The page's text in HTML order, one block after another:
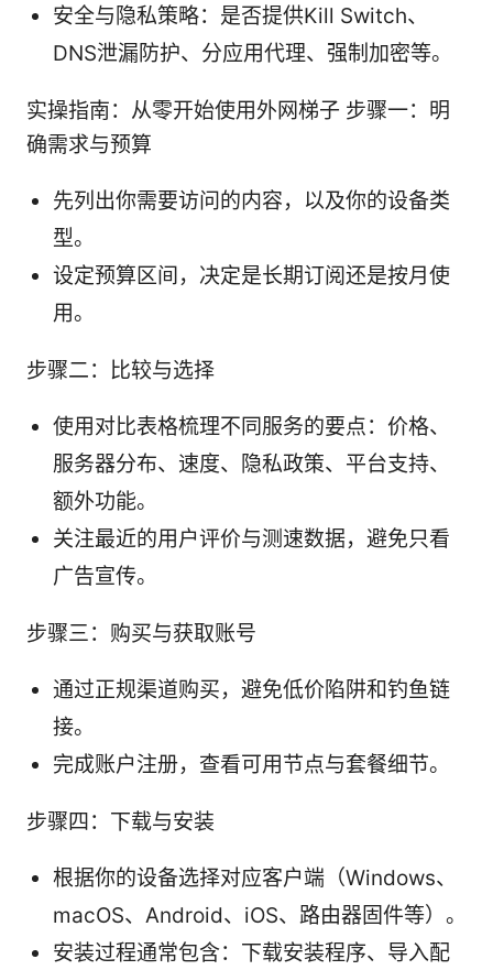
安全与隐私策略：是否提供Kill Switch、
DNS泄漏防护、分应用代理、强制加密等。
实操指南：从零开始使用外网梯子 步骤一：明
确需求与预算
先列出你需要访问的内容，以及你的设备类
型。
设定预算区间，决定是长期订阅还是按月使
用。
步骤二：比较与选择
使用对比表格梳理不同服务的要点：价格、
服务器分布、速度、隐私政策、平台支持、
额外功能。
关注最近的用户评价与测速数据，避免只看
广告宣传。
步骤三：购买与获取账号
通过正规渠道购买，避免低价陷阱和钓鱼链
接。
完成账户注册，查看可用节点与套餐细节。
步骤四：下载与安装
根据你的设备选择对应客户端（Windows、
macOS、Android、iOS、路由器固件等）。
安装过程通常包含：下载安装程序、导入配